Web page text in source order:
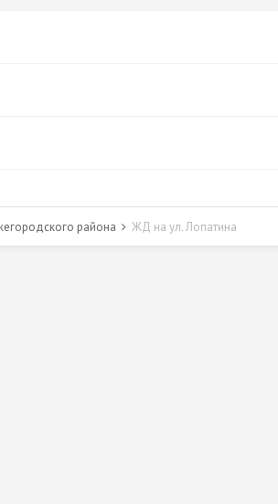
района ЖД на ул. Лопатина